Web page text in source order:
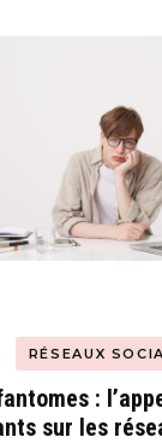
RÉSEAUX
:
sur les